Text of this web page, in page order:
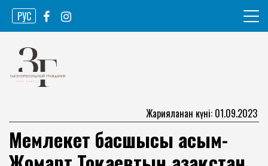
Skip
content
РУС
Законопослушный гражданин
Жарияланған күні: 01.09.2023
Мемлекет басшысы Қасым-